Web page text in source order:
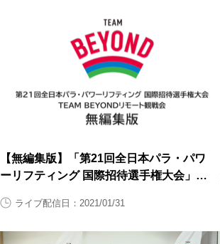
【無編集版】「第21回全日本パラ・パワ
ーリフティング 国際招待選手権大会」
日目1月31日（日曜日）】
ライブ配信日：2021/01/31